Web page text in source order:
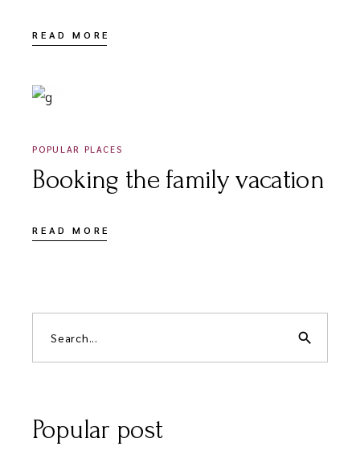
READ MORE
POPULAR PLACES
Booking the family vacation
READ MORE
Search
search
Popular post